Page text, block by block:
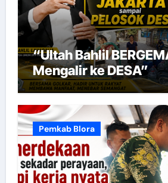
“Ultah Bahlil
Mengalir ke DESA”
Pemkab Blora